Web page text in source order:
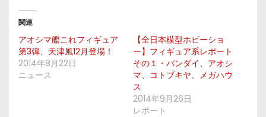
関連
アオシマ艦これフィギュア
第3弾、天津風12月登場！
2014年8月22日
ニュース
【全日本模型ホビーショ
ー】フィギュア系レポート
その１・バンダイ、アオシ
マ、コトブキヤ、メガハウ
ス
2014年9月26日
レポート